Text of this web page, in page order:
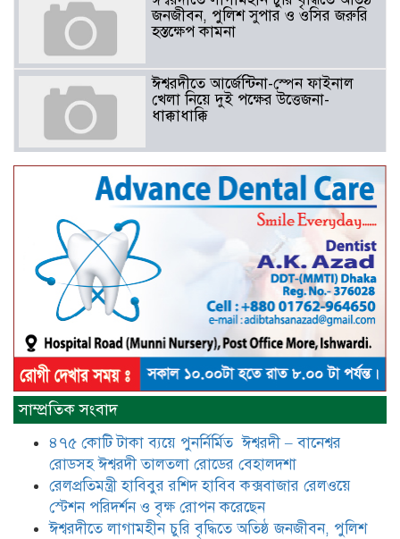
জনজীবন, পুলিশ সুপার ও ওসির জরুরি
হস্তক্ষেপ কামনা ​
ঈশ্বরদীতে আর্জেন্টিনা-স্পেন ফাইনাল
খেলা নিয়ে দুই পক্ষের উত্তেজনা-
ধাক্কাধাক্কি
বাংলাদেশসহ বাসযোগ্য পৃথিবী গড়তে
গাছ লাগিয়ে অক্সিজেন ফ্যাক্টরী গড়ে
তোলার বিকল্প নেই——বিএনপির
কেন্দ্রিয় নেতা সাবেক এমপি বীর
মুক্তিযোদ্ধা সিরাজুল ইসলাম সরদার
আটঘরিয়ায় বিএনপি নেতার ভাতিজাকে ছাত্রলীগের সাধারণ
​​অবৈধ অর্থ বা পেশীশক্তি না থাকলে
রাজনীতিতে টিকে থাকার একমাত্র উপায়
বিএনপির কেন্দ্রিয় নেতা সিরাজুল ইসলাম
সরদার
মধুমতি এক্সপ্রেস ট্রেনে রেলওয়ে জেলা
ডিবি টিমের বিশেষ অভিযানে রতন লাল
বিশ্বাসকে ৫০ বোতল কোডিন যুক্ত
সিরাপসহ গ্রেফতার
সাম্প্রতিক সংবাদ
৪৭৫ কোটি টাকা ব্যয়ে পুনর্নির্মিত ঈশ্বরদী – বানেশ্বর
রোডসহ ঈশ্বরদী তালতলা রোডের বেহালদশা
রেলপ্রতিমন্ত্রী হাবিবুর রশিদ হাবিব কক্সবাজার রেলওয়ে
স্টেশন পরিদর্শন ও বৃক্ষ রোপন করেছেন
ঈশ্বরদীতে লাগামহীন চুরি বৃদ্ধিতে অতিষ্ঠ জনজীবন, পুলিশ